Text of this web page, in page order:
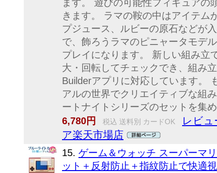
ます。 遊びの可能性フィギュアの
きます。 ラマの鞍の中はアイテム
プジュース、ルビーの原石などが
で、飾ろうラマのピニャータモデ
プレイになります。 新しい組み立
大・回転してチェックでき、組み
Builderアプリに対応しています。
アルの世界でクリエイティブな組
ートナイトシリーズのセットを集
6,780円
税込 送料別 カードOK
レビュ
ア楽天市場店
15. ゲーム＆ウォッチ スーパーマ
ット＋反射防止＋指紋防止で快適